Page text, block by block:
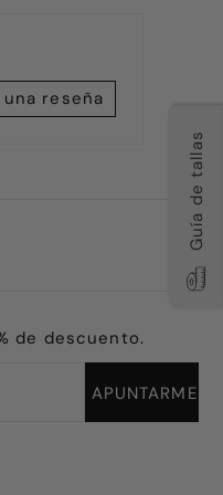
reseña
de descuento.
Guía de tallas